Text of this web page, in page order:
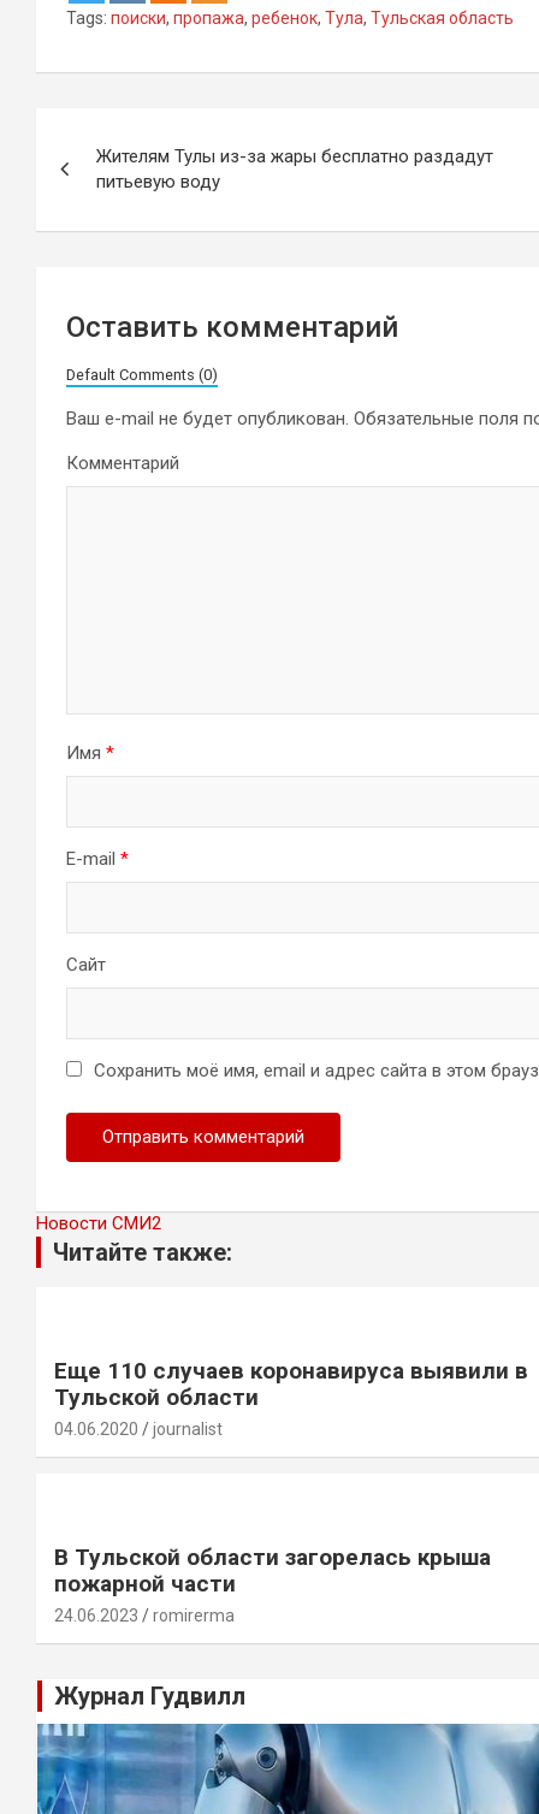
Tags: поиски, пропажа, ребенок, Тула, Тульская область
по
записям
Жителям Тулы из-за жары бесплатно раздадут
питьевую воду
Оставить комментарий
Default Comments (0)
Ваш e-mail не будет опубликован. Обязательные поля
Комментарий
Имя *
E-mail *
Сайт
Сохранить моё имя, email и адрес сайта в этом
Новости СМИ2
Читайте также:
Еще 110 случаев коронавируса выявили в
Тульской области
04.06.2020 journalist
В Тульской области загорелась крыша
пожарной части
24.06.2023 romirerma
Журнал Гудвилл